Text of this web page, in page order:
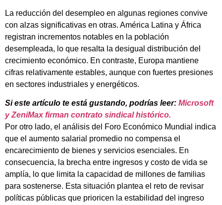
La reducción del desempleo en algunas regiones convive
con alzas significativas en otras. América Latina y África
registran incrementos notables en la población
desempleada, lo que resalta la desigual distribución del
crecimiento económico. En contraste, Europa mantiene
cifras relativamente estables, aunque con fuertes presiones
en sectores industriales y energéticos.
Si este artículo te está gustando, podrías leer: Microsoft
y ZeniMax firman contrato sindical histórico.
Por otro lado, el análisis del Foro Económico Mundial indica
que el aumento salarial promedio no compensa el
encarecimiento de bienes y servicios esenciales. En
consecuencia, la brecha entre ingresos y costo de vida se
amplía, lo que limita la capacidad de millones de familias
para sostenerse. Esta situación plantea el reto de revisar
políticas públicas que prioricen la estabilidad del ingreso